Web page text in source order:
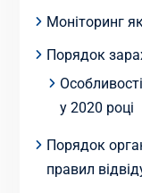
Моніторинг
Порядок
у 2020 році
Порядок
правил